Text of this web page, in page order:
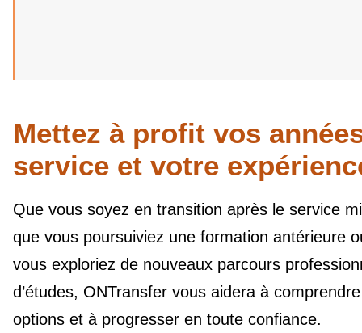
Mettez à profit vos
service et votre
Que vous soyez en transition après le service
que vous poursuiviez une formation antérieure
vous exploriez de nouveaux parcours
d’études, ONTransfer vous aidera à
options et à progresser en toute confiance.